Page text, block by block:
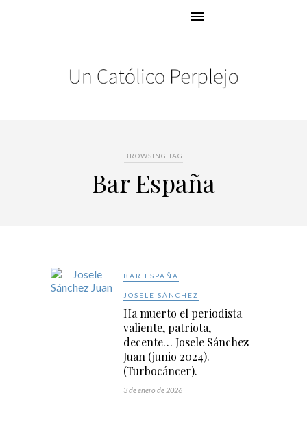
BROWSING TAG
Bar España
BAR ESPAÑA
JOSELE SÁNCHEZ
Ha muerto el periodista
valiente, patriota,
decente… Josele Sánchez
Juan (junio 2024).
(Turbocáncer).
3 de enero de 2026